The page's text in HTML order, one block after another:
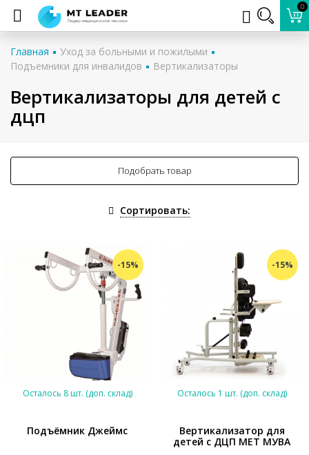
0
Главная
Уход за больными и пожилыми
Подъемники для инвалидов
Вертикализаторы
Вертикализаторы для детей с
дцп
Подобрать товар
Сортировать:
-15%
Осталось 8 шт. (доп. склад)
Подъёмник Джеймс
-15%
Осталось 1 шт. (доп. склад)
Вертикализатор для
детей с ДЦП MET МУВА